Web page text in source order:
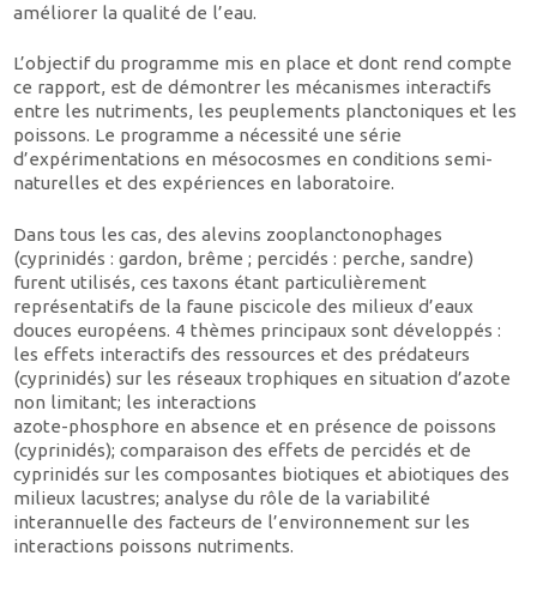
améliorer la qualité de l’eau.
L’objectif du programme mis en place et dont rend compte
ce rapport, est de démontrer les mécanismes interactifs
entre les nutriments, les peuplements planctoniques et les
poissons. Le programme a nécessité une série
d’expérimentations en mésocosmes en conditions semi-
naturelles et des expériences en laboratoire.
Dans tous les cas, des alevins zooplanctonophages
(cyprinidés : gardon, brême ; percidés : perche, sandre)
furent utilisés, ces taxons étant particulièrement
représentatifs de la faune piscicole des milieux d’eaux
douces européens. 4 thèmes principaux sont développés :
les effets interactifs des ressources et des prédateurs
(cyprinidés) sur les réseaux trophiques en situation d’azote
non limitant; les interactions
azote-phosphore en absence et en présence de poissons
(cyprinidés); comparaison des effets de percidés et de
cyprinidés sur les composantes biotiques et abiotiques des
milieux lacustres; analyse du rôle de la variabilité
interannuelle des facteurs de l’environnement sur les
interactions poissons nutriments.